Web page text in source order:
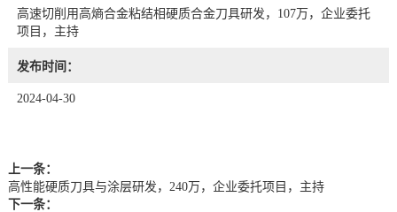
高速切削用高熵合金粘结相硬质合金刀具研发，107万，企业委托
项目，主持
发布时间：
2024-04-30
上一条：
高性能硬质刀具与涂层研发，240万，企业委托项目，主持
下一条：